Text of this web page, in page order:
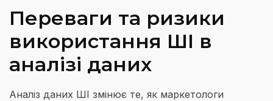
Переваги та ризики
використання ШІ в
аналізі даних
Аналіз даних ШІ змінює те, як маркетологи